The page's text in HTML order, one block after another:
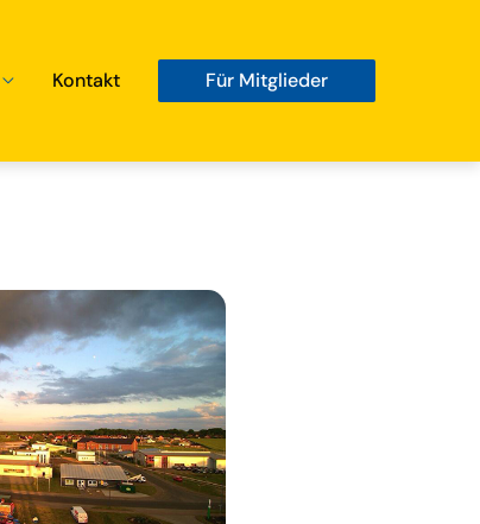
Kontakt Für Mitglieder